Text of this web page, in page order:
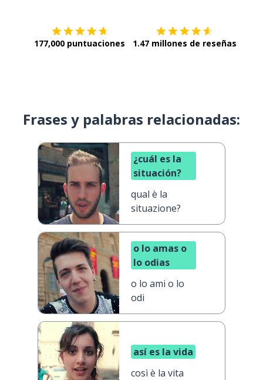
177,000 puntuaciones 1.47 millones de reseñas
Frases y palabras relacionadas:
¿cuál es la
situación?
qual è la
situazione?
o lo amas o
lo odias
o lo ami o lo
odi
así es la vida
così è la vita